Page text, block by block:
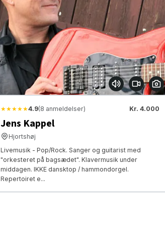
★★★★★4.9(8 anmeldelser) Kr. 4.000
Jens Kappel
Hjortshøj
Livemusik - Pop/Rock. Sanger og guitarist med
"orkesteret på bagsædet". Klavermusik under
middagen. IKKE dansktop / hammondorgel.
Repertoiret e...